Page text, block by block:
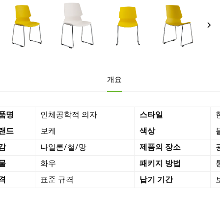
개요
명 인체공학적 의자 스타일
드
보케 색상
나일론/철/망 제품의 장소
화우 패키지 방법
표준 규격 납기 기간